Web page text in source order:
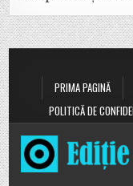
PRIMA PAGINĂ
POLITICĂ DE